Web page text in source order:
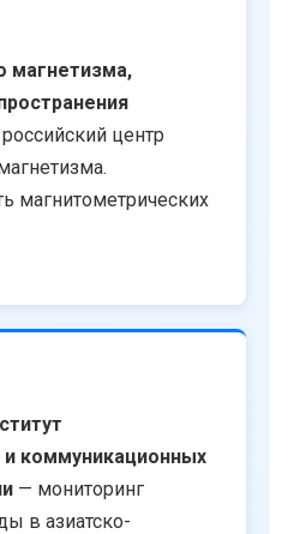
магнетизма,
центр
магнитометрических
коммуникационных
— мониторинг
в азиатско-